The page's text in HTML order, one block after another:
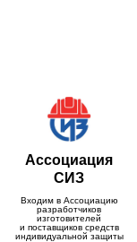
Ассоциация
СИЗ
Входим в Ассоциацию
разработчиков
изготовителей
и поставщиков средств
индивидуальной защиты